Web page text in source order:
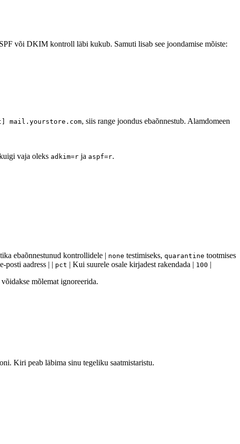
või DKIM kontroll läbi kukub. Samuti lisab see joondamise mõiste:
mail.yourstore.com, siis range joondus ebaõnnestub. Alamdomeen
vaja oleks adkim=r ja aspf=r.
ebaõnnestunud kontrollidele | none testimiseks, quarantine tootmises
posti aadress | | pct | Kui suurele osale kirjadest rakendada | 100 |
mõlemat ignoreerida.
Kiri peab läbima sinu tegeliku saatmistaristu.